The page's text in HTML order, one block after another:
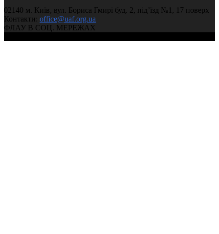
02140 м. Київ, вул. Бориса Гмирі буд. 2, під’їзд №1, 17 поверх
Контакти: office@uaf.org.ua
ФЛАУ В СОЦ. МЕРЕЖАХ